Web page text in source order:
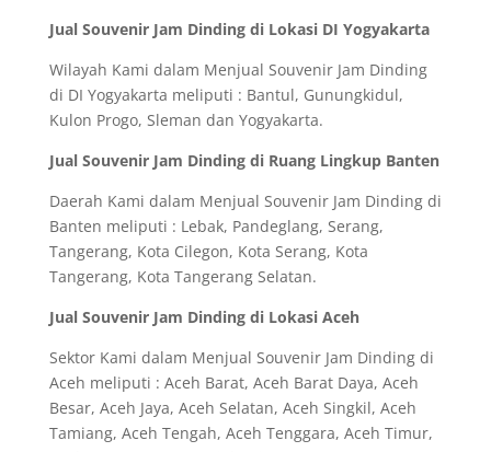
Jual Souvenir Jam Dinding di Lokasi DI Yogyakarta
Wilayah Kami dalam Menjual Souvenir Jam Dinding
di DI Yogyakarta meliputi : Bantul, Gunungkidul,
Kulon Progo, Sleman dan Yogyakarta.
Jual Souvenir Jam Dinding di Ruang Lingkup Banten
Daerah Kami dalam Menjual Souvenir Jam Dinding di
Banten meliputi : Lebak, Pandeglang, Serang,
Tangerang, Kota Cilegon, Kota Serang, Kota
Tangerang, Kota Tangerang Selatan.
Jual Souvenir Jam Dinding di Lokasi Aceh
Sektor Kami dalam Menjual Souvenir Jam Dinding di
Aceh meliputi : Aceh Barat, Aceh Barat Daya, Aceh
Besar, Aceh Jaya, Aceh Selatan, Aceh Singkil, Aceh
Tamiang, Aceh Tengah, Aceh Tenggara, Aceh Timur,